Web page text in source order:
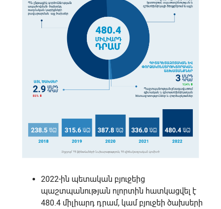
2022-ին պետական բյուջեից
պաշտպանության ոլորտին հատկացվել է
480.4 միլիարդ դրամ, կամ բյուջեի ծախսերի